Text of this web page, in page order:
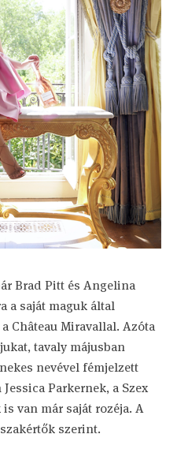
Brad Pitt és Angelina
a saját maguk által
Château Miravallal. Azóta
tavaly májusban
nevével fémjelzett
Parkernek, a Szex
van már saját rozéja. A
szerint.